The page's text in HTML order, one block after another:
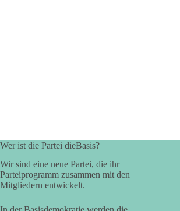
Wer ist die Partei dieBasis?
Wir sind eine neue Partei, die ihr
Parteiprogramm zusammen mit den
Mitgliedern entwickelt.